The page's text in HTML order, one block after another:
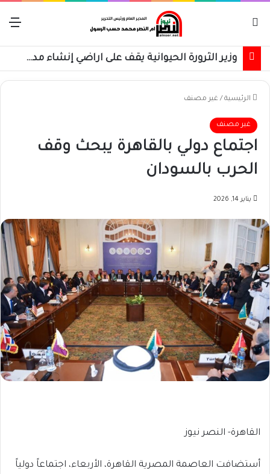
وزير الثرورة الحيوانية يقف على اراضي إنشاء مدن إنتاج حيواني بالجزيرة
الرئيسية / غير مصنف
غير مصنف
اجتماع دولي بالقاهرة يبحث وقف
الحرب بالسودان
يناير 14, 2026
القاهرة- النصر نيوز
أستضافت العاصمة المصرية القاهرة، الأربعاء، اجتماعاً دولياً